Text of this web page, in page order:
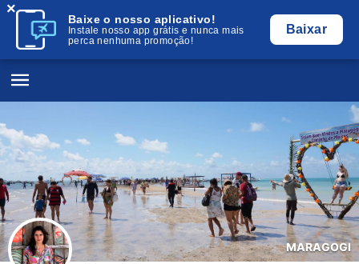
Baixe o nosso aplicativo!
Instale nosso app grátis e nunca mais
perca nenhuma promoção!
Baixar
×
MARAGOGI